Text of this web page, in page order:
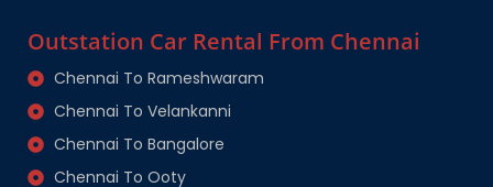
Outstation Car Rental From Chennai
Chennai To Rameshwaram
Chennai To Velankanni
Chennai To Bangalore
Chennai To Ooty